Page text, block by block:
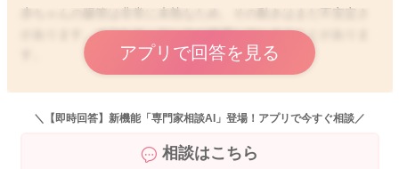
があります。そのため、ウンチが停滞してしまうことがありま
ウンチは停滞すると水分が奪われ、便塊が減ります。よってま
た動きが緩慢になると言う悪循環になりがちです。
アプリで回答を見る
＼【即時回答】新機能「専門家相談AI」登場！アプリで今すぐ相談／
相談はこちら